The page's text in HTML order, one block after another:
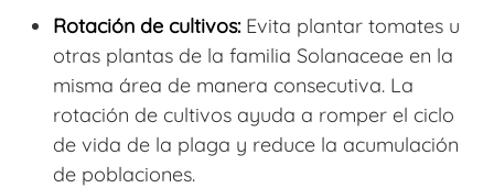
Rotación de cultivos:Evita plantar tomates u
otras plantas de la familia Solanaceae en la
misma área de manera consecutiva. La
rotación de cultivos ayuda a romper el ciclo
de vida de la plaga y reduce la acumulación
de poblaciones.